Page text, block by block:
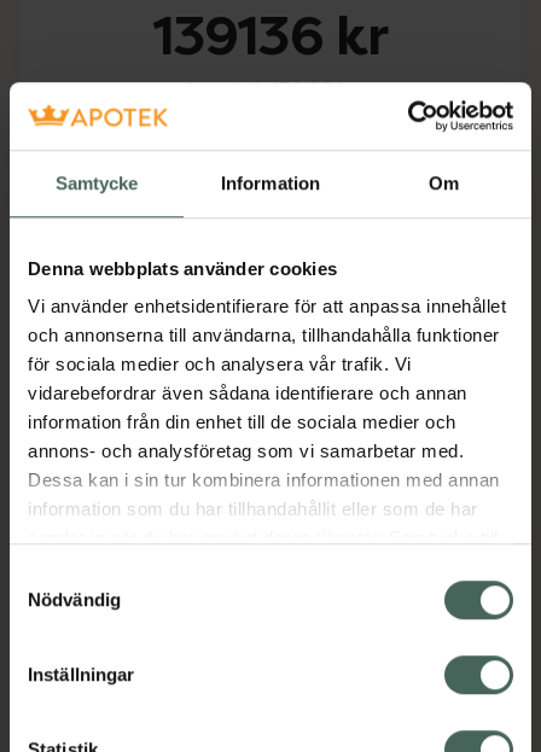
Samtycke Information Om
Denna webbplats använder cookies
Vi använder enhetsidentifierare för att anpassa innehållet
och annonserna till användarna, tillhandahålla funktioner
för sociala medier och analysera vår trafik. Vi
vidarebefordrar även sådana identifierare och annan
information från din enhet till de sociala medier och
annons- och analysföretag som vi samarbetar med.
Dessa kan i sin tur kombinera informationen med annan
information som du har tillhandahållit eller som de har
återkalla ditt samtycke via webbplatsens
cookieinställningar. Ett återkallat samtycke påverkar inte
lagligheten av behandling som skett innan återkallelsen.
Nödvändig
Inställningar
139136 kr
I apotek:139136 kr
Köp via ditt recept
Beskrivning Dölj
Läs alltid bipacksedeln innan
användning.
EAN:
05712440011168